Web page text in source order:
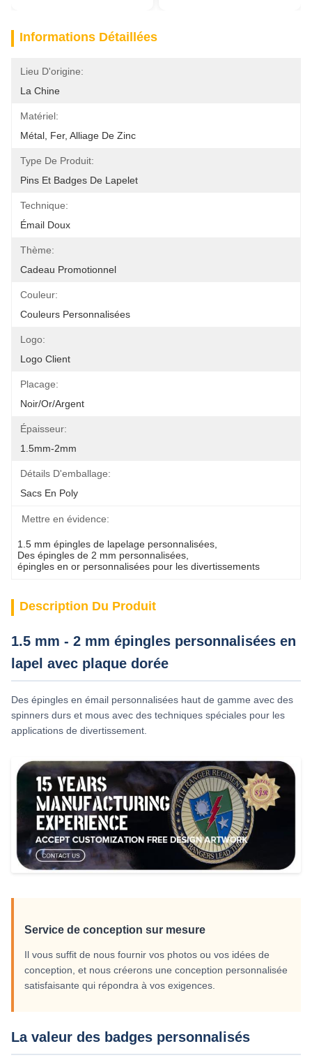
Informations Détaillées
Lieu D'origine:
La Chine
Matériel:
Métal, Fer, Alliage De Zinc
Type De Produit:
Pins Et Badges De Lapelet
Technique:
Émail Doux
Thème:
Cadeau Promotionnel
Couleur:
Couleurs Personnalisées
Logo:
Logo Client
Placage:
Noir/Or/Argent
Épaisseur:
1.5mm-2mm
Détails D'emballage:
Sacs En Poly
Mettre en évidence:
1.5 mm épingles de lapelage personnalisées
Des épingles de 2 mm personnalisées
épingles en or personnalisées pour les divertissements
Description Du Produit
1.5 mm - 2 mm épingles personnalisées en
lapel avec plaque dorée
Des épingles en émail personnalisées haut de gamme avec des
spinners durs et mous avec des techniques spéciales pour les
applications de divertissement.
Service de conception sur mesure
Il vous suffit de nous fournir vos photos ou vos idées de
conception, et nous créerons une conception personnalisée
satisfaisante qui répondra à vos exigences.
La valeur des badges personnalisés